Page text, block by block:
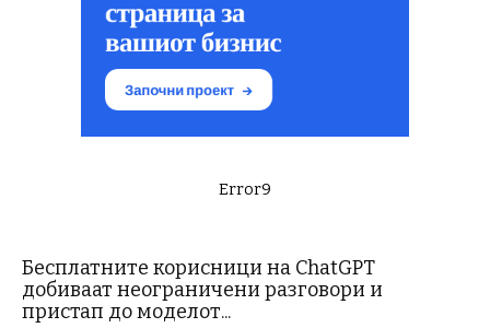
Error9
Бесплатните корисници на ChatGPT
добиваат неограничени разговори и
пристап до моделот...